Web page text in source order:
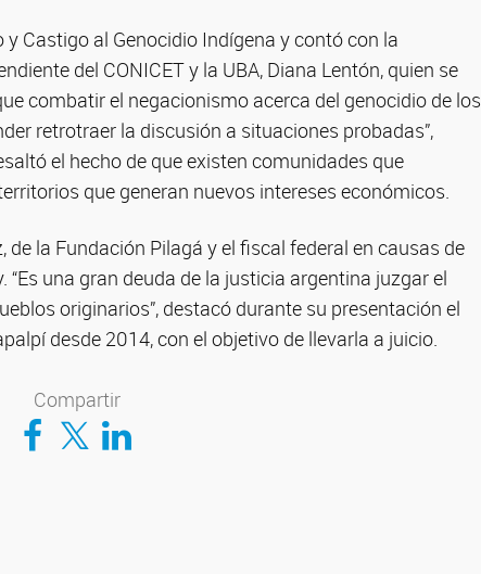
Castigo al Genocidio Indígena y contó con la
del CONICET y la UBA, Diana Lentón, quien se
combatir el negacionismo acerca del genocidio de los
retrotraer la discusión a situaciones probadas”,
el hecho de que existen comunidades que
que generan nuevos intereses económicos.
la Fundación Pilagá y el fiscal federal en causas de
una gran deuda de la justicia argentina juzgar el
originarios”, destacó durante su presentación el
desde 2014, con el objetivo de llevarla a juicio.
Compartir
Compartir en Facebook
Compartir en TwitterCompartir en LinkedIn